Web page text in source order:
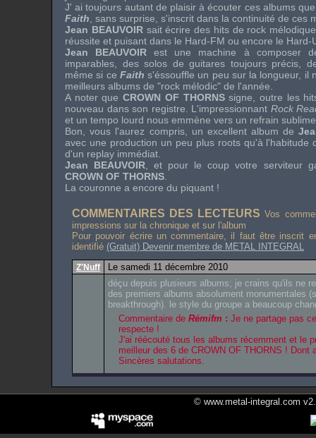
J' ai toujours autant de plaisir à écouter ces albums
Faith , sans surprise, s'inscrit dans la continuité de ces
Jean BEAUVOIRsait écrire des hits de rock
réussite et puisant dans le Hard-FM ou encore le Hard-
Jean BEAUVOIR est une machine à composer
imparables, des solos de guitares toujours précis,
même si ce Faith s'éssouffle un peu sur la longueur, il
meilleurs albums de "rock mélodic" de l'année.
A noter queCROWN OF THORNSsigne, outre les
nouveau dans son registre. L'impressionnant Rock
et un tempo lourd nous emmène vers un refrain
Bon, vous l'aurez compris, un excellent album de
avec une production un peu plus roots qu'à l'habitude
d'un replay immédiat.
Jean BEAUVOIR , et pour le coup votre serviteur
CROWN OF THORNS
La couronne a encore du piquant !
COMMENTAIRES DES LECTEURS Vos
impressions sur la chronique et sur l'album
Pour pouvoir écrire un commentaire, il faut être inscrit
identifié (Gratuit) Devenir membre de METAL INTEGRAL
Z'Nuff
Le samedi 11 décembre 2010
déçu depuis plusieurs albums; je crains qu'ils ne
des premiers albums absolument monumentales
breakthrough). le style du groupe a beaucoup
Commentaire de Rémifm : Je ne partage pas
respecte !
J'ai réécouté tous les albums récemment et le
meilleur des 6 de CROWN OF THORNS ! Dont
Sincères salutations.
© www.metal-integral.com